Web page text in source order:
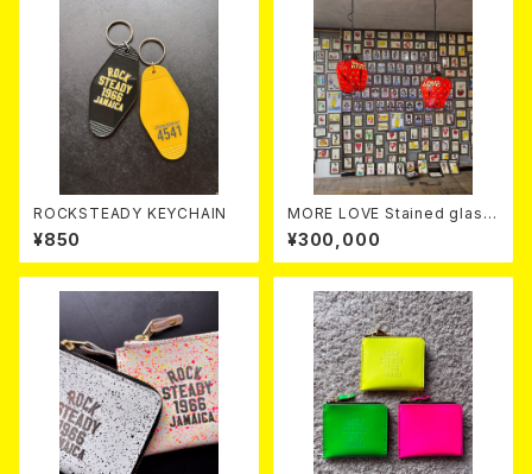
ROCKSTEADY KEYCHAIN
¥850
MORE LOVE Stained glass
lampshade
¥300,000